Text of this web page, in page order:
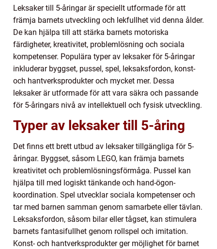
Leksaker till 5-åringar är speciellt utformade för att
främja barnets utveckling och lekfullhet vid denna ålder.
De kan hjälpa till att stärka barnets motoriska
färdigheter, kreativitet, problemlösning och sociala
kompetenser. Populära typer av leksaker för 5-åringar
inkluderar byggset, pussel, spel, leksaksfordon, konst-
och hantverksprodukter och mycket mer. Dessa
leksaker är utformade för att vara säkra och passande
för 5-åringars nivå av intellektuell och fysisk utveckling.
Typer av leksaker till 5-åring
Det finns ett brett utbud av leksaker tillgängliga för 5-
åringar. Byggset, såsom LEGO, kan främja barnets
kreativitet och problemlösningsförmåga. Pussel kan
hjälpa till med logiskt tänkande och hand-ögon-
koordination. Spel utvecklar sociala kompetenser och
tar med barnen samman genom samarbete eller tävlan.
Leksaksfordon, såsom bilar eller tågset, kan stimulera
barnets fantasifullhet genom rollspel och imitation.
Konst- och hantverksprodukter ger möjlighet för barnet